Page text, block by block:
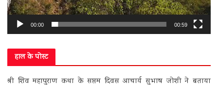
00:00 00:59
हाल के पोस्ट
श्री शिव महापुराण कथा के सप्तम दिवस आचार्य सुभाष जोशी ने बताया